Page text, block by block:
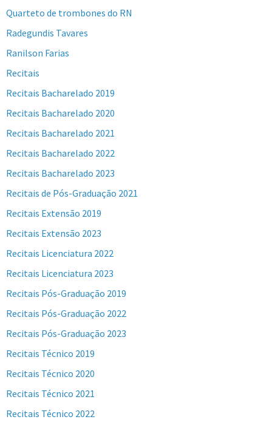
Quarteto de trombones do RN
Radegundis Tavares
Ranilson Farias
Recitais
Recitais Bacharelado 2019
Recitais Bacharelado 2020
Recitais Bacharelado 2021
Recitais Bacharelado 2022
Recitais Bacharelado 2023
Recitais de Pós-Graduação 2021
Recitais Extensão 2019
Recitais Extensão 2023
Recitais Licenciatura 2022
Recitais Licenciatura 2023
Recitais Pós-Graduação 2019
Recitais Pós-Graduação 2022
Recitais Pós-Graduação 2023
Recitais Técnico 2019
Recitais Técnico 2020
Recitais Técnico 2021
Recitais Técnico 2022